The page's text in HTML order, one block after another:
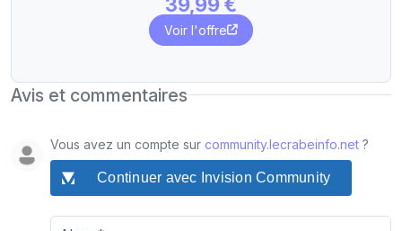
Voir l'offre
Avis et commentaires
Vous avez un compte sur community.lecrabeinfo.net ?
Continuer avec Invision Community